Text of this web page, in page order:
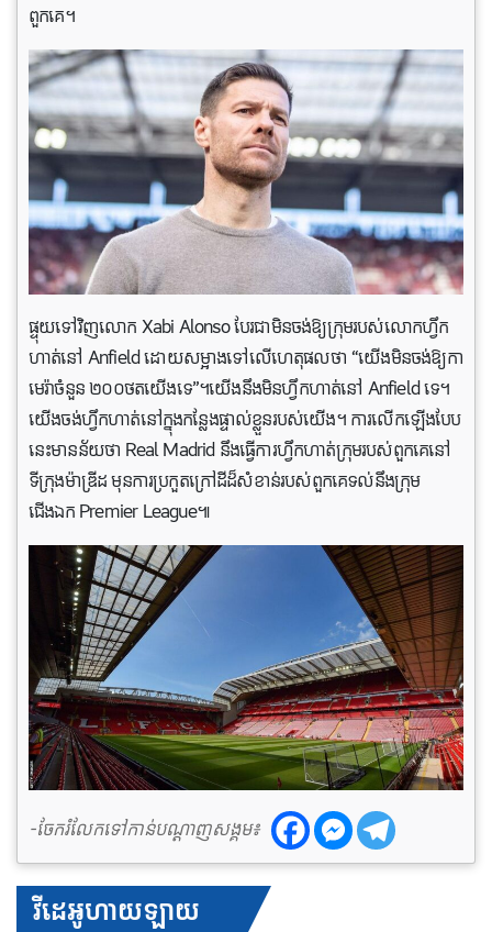
ពួកគេ។
ផ្ទុយទៅវិញលោក Xabi Alonso បែរជាមិនចង់ឱ្យក្រុមរបស់លោកហ្វឹក
ហាត់នៅ Anfield ដោយសម្អាងទៅលើហេតុផលថា “យើងមិនចង់ឱ្យកា
មេរ៉ាចំនួន ២០០ថតយើងទេ”។យើងនឹងមិនហ្វឹកហាត់នៅ Anfield ទេ។
យើងចង់ហ្វឹកហាត់នៅក្នុងកន្លែងផ្ទាល់ខ្លួនរបស់យើង។ ការលើកឡើងបែប
នេះមានន័យថា Real Madrid នឹងធ្វើការហ្វឹកហាត់ក្រុមរបស់ពួកគេនៅ
ទីក្រុងម៉ាឌ្រីដ មុនការប្រកួតក្រៅដីដ៏សំខាន់របស់ពួកគេទល់នឹងក្រុម
ជើងឯក Premier League៕
-ចែករំលែកទៅកាន់បណ្តាញសង្គម៖
វីដេអូហាយឡាយ